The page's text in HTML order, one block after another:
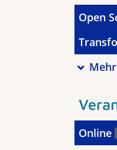
Open
Online